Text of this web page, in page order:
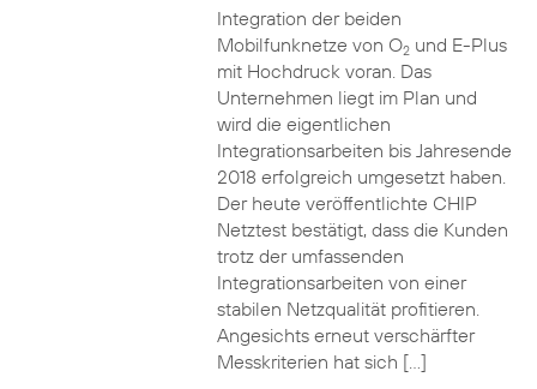
Integration der beiden
Mobilfunknetze von O2und E-Plus
mit Hochdruck voran. Das
Unternehmen liegt im Plan und
wird die eigentlichen
Integrationsarbeiten bis Jahresende
2018 erfolgreich umgesetzt haben.
Der heute veröffentlichte CHIP
Netztest bestätigt, dass die Kunden
trotz der umfassenden
Integrationsarbeiten von einer
stabilen Netzqualität profitieren.
Angesichts erneut verschärfter
Messkriterien hat sich […]